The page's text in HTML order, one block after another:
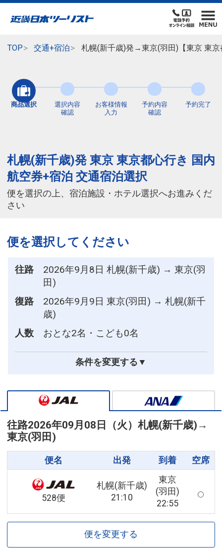
TOP 交通+宿泊 札幌(新千歳)発→東京(羽田)【東京 東
商品選択
選択内容
確認
お客様情報
入力
予約内容
確認
予約完了
札幌(新千歳)発 東京 東京都心行き 国内
航空券+宿泊 交通宿泊選択
便を選択の上、宿泊施設・ホテル選択へお進みくだ
さい
便を選択してください
往路
2026年9月8日 札幌(新千歳) → 東京(羽
田)
復路
2026年9月9日 東京(羽田) → 札幌(新千
歳)
人数
おとな2名・こども0名
条件を変更する▼
往路2026年09月08日（火） 札幌(新千歳) →
東京(羽田)
便名 出発 到着 空席
528便
札幌(新千歳)
21:10
東京
(羽田)
22:55
便を変更する